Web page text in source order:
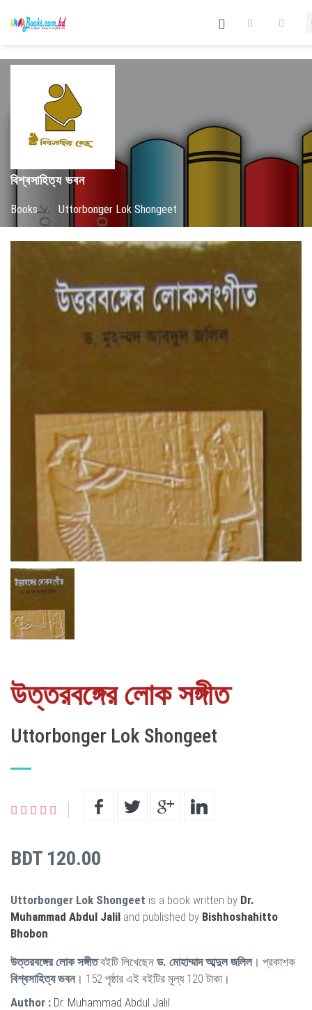
বিশ্বসাহিত্য ভবন
Books / Uttorbonger Lok Shongeet
উত্তরবঙ্গের লোক সঙ্গীত
Uttorbonger Lok Shongeet
BDT 120.00
Uttorbonger Lok Shongeet is a book written by Dr.
Muhammad Abdul Jalil and published by Bishhoshahitto
Bhobon
উত্তরবঙ্গের লোক সঙ্গীতবইটি লিখেছেন ড. মোহাম্মাদ আব্দুল জলিল। প্রকাশক
বিশ্বসাহিত্য ভবন। 152 পৃষ্ঠার এই বইটির মূল্য 120 টাকা।
Author : Dr. Muhammad Abdul Jalil